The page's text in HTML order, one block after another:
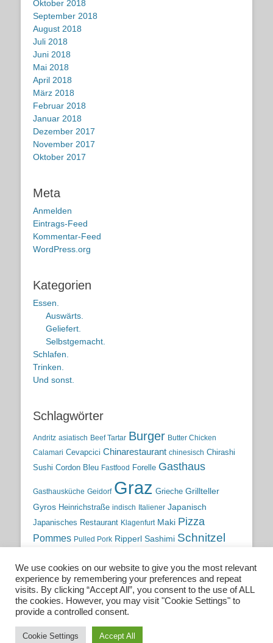
Oktober 2018
September 2018
August 2018
Juli 2018
Juni 2018
Mai 2018
April 2018
März 2018
Februar 2018
Januar 2018
Dezember 2017
November 2017
Oktober 2017
Meta
Anmelden
Eintrags-Feed
Kommentar-Feed
WordPress.org
Kategorien
Essen.
Auswärts.
Geliefert.
Selbstgemacht.
Schlafen.
Trinken.
Und sonst.
Schlagwörter
Andritz asiatisch Beef Tartar Burger Butter Chicken
Calamari Cevapcici Chinarestaurant chinesisch Chirashi
Sushi Cordon Bleu Fastfood Forelle Gasthaus
Gasthausküche Geidorf Graz Grieche Grillteller
Gyros Heinrichstraße indisch Italiener Japanisch
Japanisches Restaurant Klagenfurt Maki Pizza
Pommes Pulled Pork Ripperl Sashimi Schnitzel
traditionelle Küche Traditionsgasthaus Vulkanland
Wien Wild österreichische Küche
österreichische Wirtshausküche
We use cookies on our website to give you the most relevant
experience by remembering your preferences and repeat
visits. By clicking “Accept All”, you consent to the use of ALL
the cookies. However, you may visit "Cookie Settings" to
provide a controlled consent.
Cookie Settings Accept All